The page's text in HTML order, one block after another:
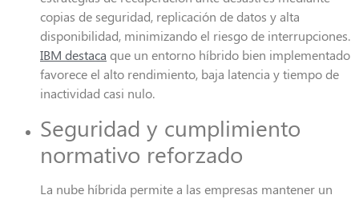
copias de seguridad, replicación de datos y alta
disponibilidad, minimizando el riesgo de interrupciones.
IBM destaca que un entorno híbrido bien implementado
favorece el alto rendimiento, baja latencia y tiempo de
inactividad casi nulo.
Seguridad y cumplimiento
normativo reforzado
La nube híbrida permite a las empresas mantener un